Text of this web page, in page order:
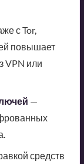
с Tor,
повышает
VPN или
—
средств